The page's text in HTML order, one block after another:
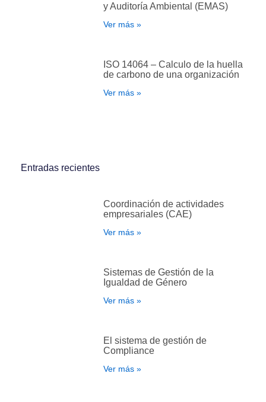
y Auditoría Ambiental (EMAS)
Ver más »
ISO 14064 – Calculo de la huella
de carbono de una organización
Ver más »
Entradas recientes
Coordinación de actividades
empresariales (CAE)
Ver más »
Sistemas de Gestión de la
Igualdad de Género
Ver más »
El sistema de gestión de
Compliance
Ver más »